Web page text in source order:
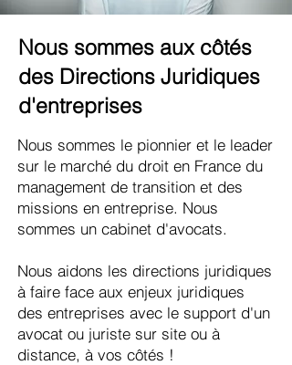
Nous sommes aux côtés
des Directions Juridiques
d'entreprises
Nous sommes le pionnier et le leader
sur le marché du droit en France du
management de transition et des
missions en entreprise. Nous
sommes un cabinet d'avocats.
Nous aidons les directions juridiques
à faire face aux enjeux juridiques
des entreprises avec le support d'un
avocat ou juriste sur site ou à
distance, à vos côtés !